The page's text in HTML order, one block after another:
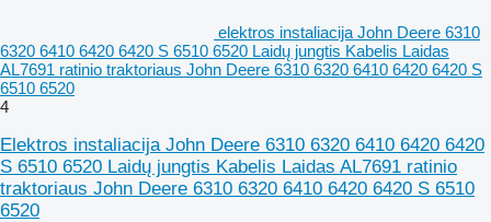
elektros instaliacija John Deere 6310
6320 6410 6420 6420 S 6510 6520 Laidų jungtis Kabelis Laidas
AL7691 ratinio traktoriaus John Deere 6310 6320 6410 6420 6420 S
6510 6520
4
Elektros instaliacija John Deere 6310 6320 6410 6420 6420
S 6510 6520 Laidų jungtis Kabelis Laidas AL7691 ratinio
traktoriaus John Deere 6310 6320 6410 6420 6420 S 6510
6520